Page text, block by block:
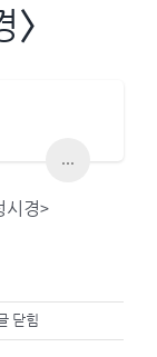
...
시경>
닫힘